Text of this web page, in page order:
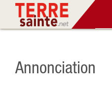
Annonciation